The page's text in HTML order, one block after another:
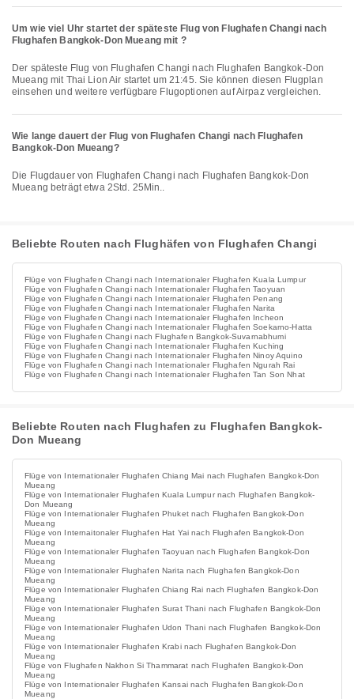
Um wie viel Uhr startet der späteste Flug von Flughafen Changi nach
Flughafen Bangkok-Don Mueang mit ?
Der späteste Flug von Flughafen Changi nach Flughafen Bangkok-Don
Mueang mit Thai Lion Air startet um 21:45. Sie können diesen Flugplan
einsehen und weitere verfügbare Flugoptionen auf Airpaz vergleichen.
Wie lange dauert der Flug von Flughafen Changi nach Flughafen
Bangkok-Don Mueang?
Die Flugdauer von Flughafen Changi nach Flughafen Bangkok-Don
Mueang beträgt etwa 2Std. 25Min..
Beliebte Routen nach Flughäfen von Flughafen Changi
Flüge von Flughafen Changi nach Internationaler Flughafen Kuala Lumpur
Flüge von Flughafen Changi nach Internationaler Flughafen Taoyuan
Flüge von Flughafen Changi nach Internationaler Flughafen Penang
Flüge von Flughafen Changi nach Internationaler Flughafen Narita
Flüge von Flughafen Changi nach Internationaler Flughafen Incheon
Flüge von Flughafen Changi nach Internationaler Flughafen Soekarno-Hatta
Flüge von Flughafen Changi nach Flughafen Bangkok-Suvarnabhumi
Flüge von Flughafen Changi nach Internationaler Flughafen Kuching
Flüge von Flughafen Changi nach Internationaler Flughafen Ninoy Aquino
Flüge von Flughafen Changi nach Internationaler Flughafen Ngurah Rai
Flüge von Flughafen Changi nach Internationaler Flughafen Tan Son Nhat
Beliebte Routen nach Flughafen zu Flughafen Bangkok-
Don Mueang
Flüge von Internationaler Flughafen Chiang Mai nach Flughafen Bangkok-Don
Mueang
Flüge von Internationaler Flughafen Kuala Lumpur nach Flughafen Bangkok-
Don Mueang
Flüge von Internationaler Flughafen Phuket nach Flughafen Bangkok-Don
Mueang
Flüge von Internaitonaler Flughafen Hat Yai nach Flughafen Bangkok-Don
Mueang
Flüge von Internationaler Flughafen Taoyuan nach Flughafen Bangkok-Don
Mueang
Flüge von Internationaler Flughafen Narita nach Flughafen Bangkok-Don
Mueang
Flüge von Internationaler Flughafen Chiang Rai nach Flughafen Bangkok-Don
Mueang
Flüge von Internationaler Flughafen Surat Thani nach Flughafen Bangkok-Don
Mueang
Flüge von Internationaler Flughafen Udon Thani nach Flughafen Bangkok-Don
Mueang
Flüge von Internationaler Flughafen Krabi nach Flughafen Bangkok-Don
Mueang
Flüge von Flughafen Nakhon Si Thammarat nach Flughafen Bangkok-Don
Mueang
Flüge von Internationaler Flughafen Kansai nach Flughafen Bangkok-Don
Mueang